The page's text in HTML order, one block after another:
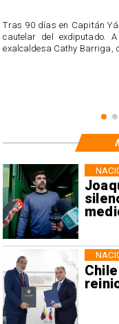
Tras 90 días en Capitán
cautelar del exdiputado.
exalcaldesa Cathy Barriga,